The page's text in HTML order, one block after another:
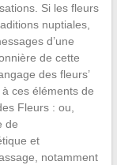
Si les fleurs
nuptiales,
d’une
de cette
des fleurs’
ces éléments de
Fleurs : ou,
de
et
notamment